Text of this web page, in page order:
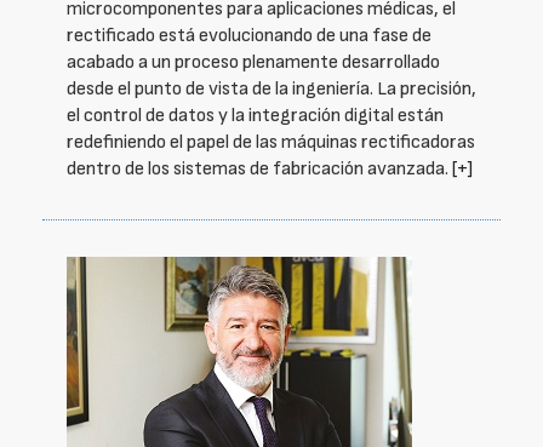
microcomponentes para aplicaciones médicas, el
rectificado está evolucionando de una fase de
acabado a un proceso plenamente desarrollado
desde el punto de vista de la ingeniería. La precisión,
el control de datos y la integración digital están
redefiniendo el papel de las máquinas rectificadoras
dentro de los sistemas de fabricación avanzada. [+]